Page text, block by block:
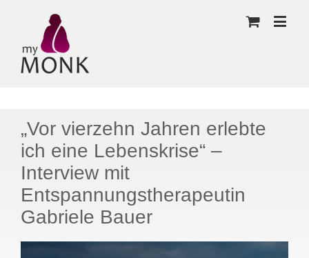
„Vor vierzehn Jahren erlebte
ich eine Lebenskrise“ –
Interview mit
Entspannungstherapeutin
Gabriele Bauer